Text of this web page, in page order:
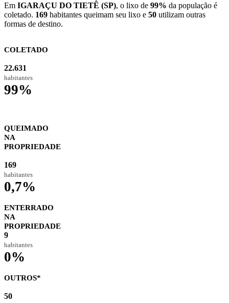
Em IGARAÇU DO TIETÊ (SP), o lixo de 99% da população é
coletado. 169 habitantes queimam seu lixo e 50 utilizam outras
formas de destino.
COLETADO
22.631
habitantes
99%
QUEIMADO
NA
PROPRIEDADE
169
habitantes
0,7%
ENTERRADO
NA
PROPRIEDADE
9
habitantes
0%
OUTROS*
50